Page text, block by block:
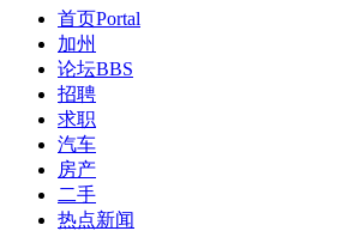
首页Portal
加州
论坛BBS
招聘
求职
汽车
房产
二手
热点新闻